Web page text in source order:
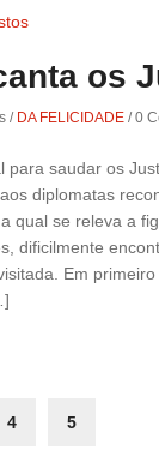
os
/ DA FELICIDADE /0
saudar os
diplomatas
qual se releva a
dificilmente
Em
4 5